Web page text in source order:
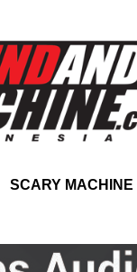
SCARY MACHINE